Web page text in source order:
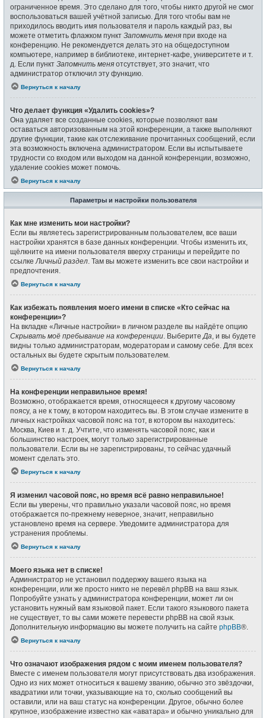
ограниченное время. Это сделано для того, чтобы никто другой не смог
воспользоваться вашей учётной записью. Для того чтобы вам не
приходилось вводить имя пользователя и пароль каждый раз, вы
можете отметить флажком пункт Запомнить меня при входе на
конференцию. Не рекомендуется делать это на общедоступном
компьютере, например в библиотеке, интернет-кафе, университете и т.
д. Если пункт Запомнить меня отсутствует, это значит, что
администратор отключил эту функцию.
Вернуться к началу
Что делает функция «Удалить cookies»?
Она удаляет все созданные cookies, которые позволяют вам
оставаться авторизованным на этой конференции, а также выполняют
другие функции, такие как отслеживание прочитанных сообщений, если
эта возможность включена администратором. Если вы испытываете
трудности со входом или выходом на данной конференции, возможно,
удаление cookies может помочь.
Вернуться к началу
Параметры и настройки пользователя
Как мне изменить мои настройки?
Если вы являетесь зарегистрированным пользователем, все ваши
настройки хранятся в базе данных конференции. Чтобы изменить их,
щёлкните на имени пользователя вверху страницы и перейдите по
ссылкеЛичный раздел. Там вы можете изменить все свои настройки и
предпочтения.
Вернуться к началу
Как избежать появления моего имени в списке «Кто сейчас на
конференции»?
На вкладке «Личные настройки» в личном разделе вы найдёте опцию
Скрывать моё пребывание на конференции. ВыберитеДа, и вы будете
видны только администраторам, модераторам и самому себе. Для всех
остальных вы будете скрытым пользователем.
Вернуться к началу
На конференции неправильное время!
Возможно, отображается время, относящееся к другому часовому
поясу, а не к тому, в котором находитесь вы. В этом случае измените в
личных настройках часовой пояс на тот, в котором вы находитесь:
Москва, Киев и т. д. Учтите, что изменять часовой пояс, как и
большинство настроек, могут только зарегистрированные
пользователи. Если вы не зарегистрированы, то сейчас удачный
момент сделать это.
Вернуться к началу
Я изменил часовой пояс, но время всё равно неправильное!
Если вы уверены, что правильно указали часовой пояс, но время
отображается по-прежнему неверное, значит, неправильно
установлено время на сервере. Уведомите администратора для
устранения проблемы.
Вернуться к началу
Моего языка нет в списке!
Администратор не установил поддержку вашего языка на
конференции, или же просто никто не перевёл phpBB на ваш язык.
Попробуйте узнать у администратора конференции, может ли он
установить нужный вам языковой пакет. Если такого языкового пакета
не существует, то вы сами можете перевести phpBB на свой язык.
Дополнительную информацию вы можете получить на сайте phpBB®.
Вернуться к началу
Что означают изображения рядом с моим именем пользователя?
Вместе с именем пользователя могут присутствовать два изображения.
Одно из них может относиться к вашему званию, обычно это звёздочки,
квадратики или точки, указывающие на то, сколько сообщений вы
оставили, или на ваш статус на конференции. Другое, обычно более
крупное, изображение известно как «аватара» и обычно уникально для